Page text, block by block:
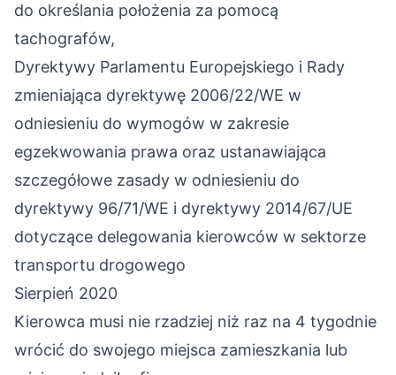
do określania położenia za pomocą
tachografów,
Dyrektywy Parlamentu Europejskiego i Rady
zmieniająca dyrektywę 2006/22/WE w
odniesieniu do wymogów w zakresie
egzekwowania prawa oraz ustanawiająca
szczegółowe zasady w odniesieniu do
dyrektywy 96/71/WE i dyrektywy 2014/67/UE
dotyczące delegowania kierowców w sektorze
transportu drogowego
Sierpień 2020
Kierowca musi nie rzadziej niż raz na 4 tygodnie
wrócić do swojego miejsca zamieszkania lub